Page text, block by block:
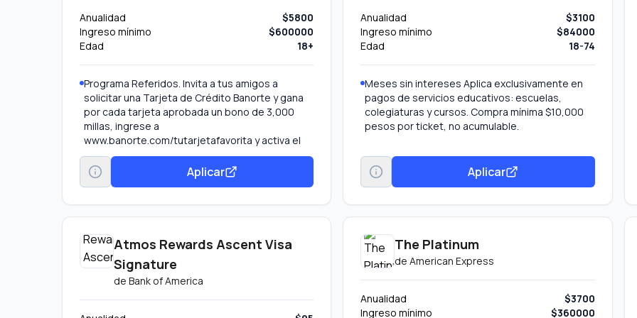
Anualidad
$5800
Ingreso mínimo
$600000
Edad
18+
Programa Referidos. Invita a tus amigos a
solicitar una Tarjeta de Crédito Banorte y gana
por cada tarjeta aprobada un bono de 3,000
millas, ingrese a
www.banorte.com/tutarjetafavorita y activa el
programa de “Referidos” en la sección
Promociones.
Disfruta, sin costo y con dos acompañantes, de
digital para utilizar el Servicio Médico de
Emergencia Internacional Si te encuentras fuera
de tu país de residencia y necesitas asistencia
para eventos simples/no urgentes, puedes
elegir tener una consulta médica virtual
Aplicar
Anualidad
$3100
Ingreso mínimo
$84000
Edad
18-74
Meses sin intereses Aplica exclusivamente en
pagos de servicios educativos: escuelas,
colegiaturas y cursos. Compra mínima $10,000
pesos por ticket, no acumulable.
Aplicar
Atmos Rewards Ascent Visa
Signature
de Bank of America
The Platinum
de American Express
Anualidad
$3700
Ingreso mínimo
$360000